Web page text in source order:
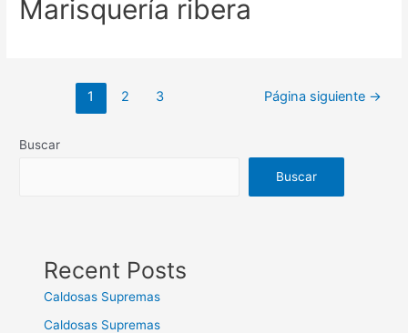
Marisquería ribera
1 2 3 Página siguiente →
Buscar
Buscar
Recent Posts
Caldosas Supremas
Caldosas Supremas